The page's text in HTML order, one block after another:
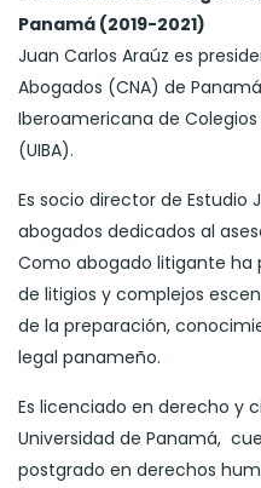
Panamá (2019-2021)
Juan Carlos Araúz es
Abogados (CNA) de
Iberoamericana de
(UIBA).
Es socio director de Estudio
abogados dedicados al
Como abogado litigante ha
de litigios y complejos
de la preparación,
legal panameño.
Es licenciado en derecho y
Universidad de Panamá,
postgrado en derechos